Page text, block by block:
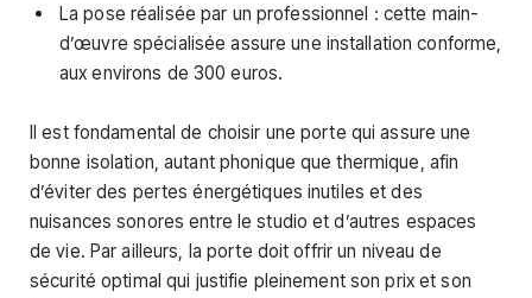
La pose réalisée par un professionnel : cette main-
d’œuvre spécialisée assure une installation conforme,
aux environs de 300 euros.
Il est fondamental de choisir une porte qui assure une
bonne isolation, autant phonique que thermique, afin
d’éviter des pertes énergétiques inutiles et des
nuisances sonores entre le studio et d’autres espaces
de vie. Par ailleurs, la porte doit offrir un niveau de
sécurité optimal qui justifie pleinement son prix et son